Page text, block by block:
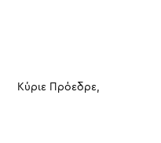
Κύριε Πρόεδρε,